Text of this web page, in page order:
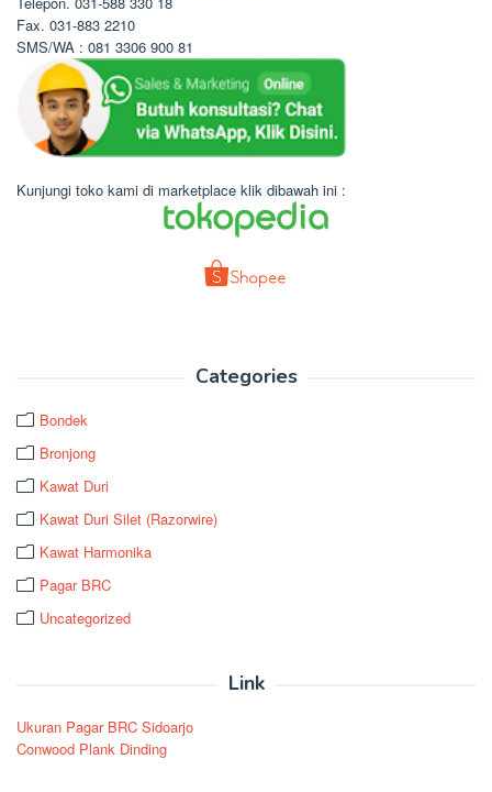
Fax. 031-883 2210
SMS/WA : 081 3306 900 81
Kunjungi toko kami di marketplace klik dibawah ini :
Categories
Bondek
Bronjong
Kawat Duri
Kawat Duri Silet (Razorwire)
Kawat Harmonika
Pagar BRC
Uncategorized
Link
Ukuran Pagar BRC Sidoarjo
Conwood Plank Dinding